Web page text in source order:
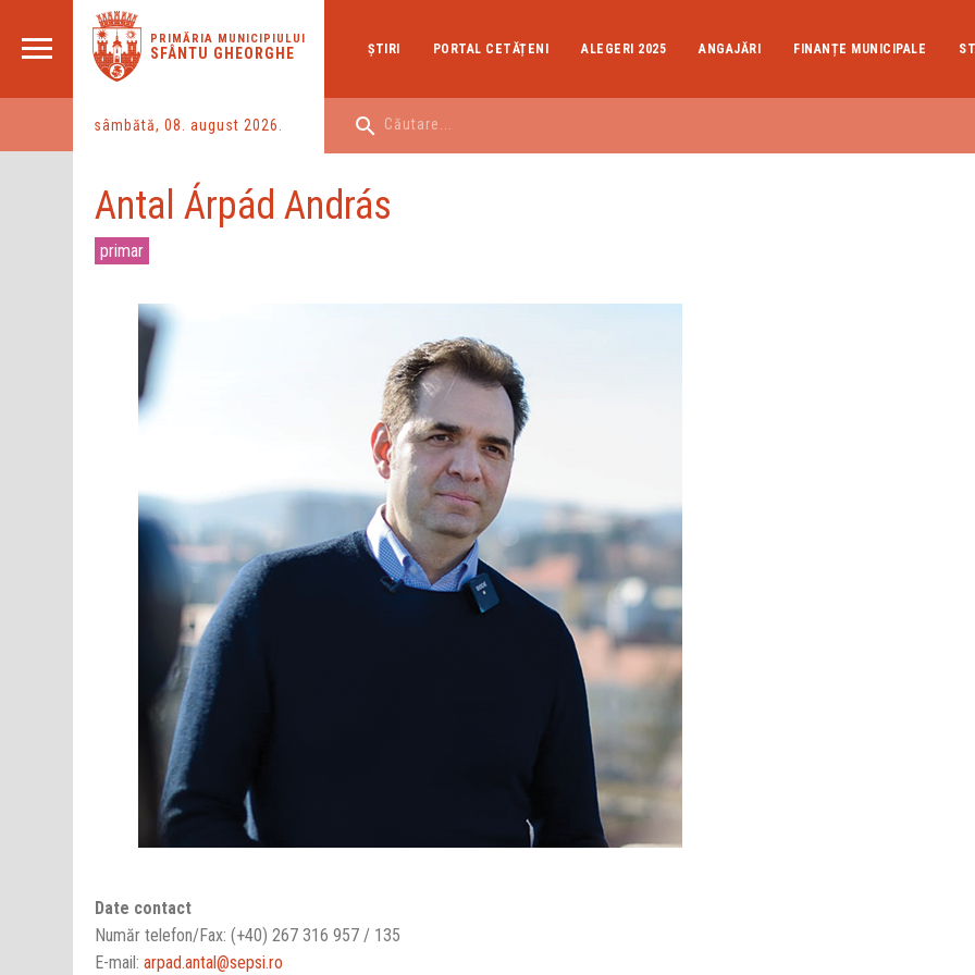
PRIMĂRIA MUNICIPIULUI
SFÂNTU GHEORGHE
sâmbătă, 08. august 2026.
ŞTIRI PORTAL CETĂȚENI ALEGERI 2025 ANGAJĂRI FINANȚE MUNICIPALE
Antal Árpád András
primar
Date contact
Număr telefon/Fax: (+40) 267 316 957 / 135
E-mail:arpad.antal@sepsi.ro